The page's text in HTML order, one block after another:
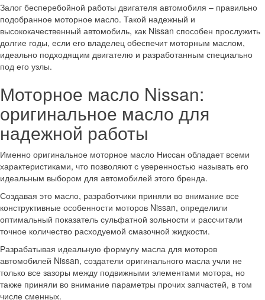
Залог бесперебойной работы двигателя автомобиля – правильно
подобранное моторное масло. Такой надежный и
высококачественный автомобиль, как Nissan способен прослужить
долгие годы, если его владелец обеспечит моторным маслом,
идеально подходящим двигателю и разработанным специально
под его узлы.
Моторное масло Nissan:
оригинальное масло для
надежной работы
Именно оригинальное моторное масло Ниссан обладает всеми
характеристиками, что позволяют с уверенностью называть его
идеальным выбором для автомобилей этого бренда.
Создавая это масло, разработчики приняли во внимание все
конструктивные особенности моторов Nissan, определили
оптимальный показатель сульфатной зольности и рассчитали
точное количество расходуемой смазочной жидкости.
Разрабатывая идеальную формулу масла для моторов
автомобилей Nissan, создатели оригинального масла учли не
только все зазоры между подвижными элементами мотора, но
также приняли во внимание параметры прочих запчастей, в том
числе сменных.